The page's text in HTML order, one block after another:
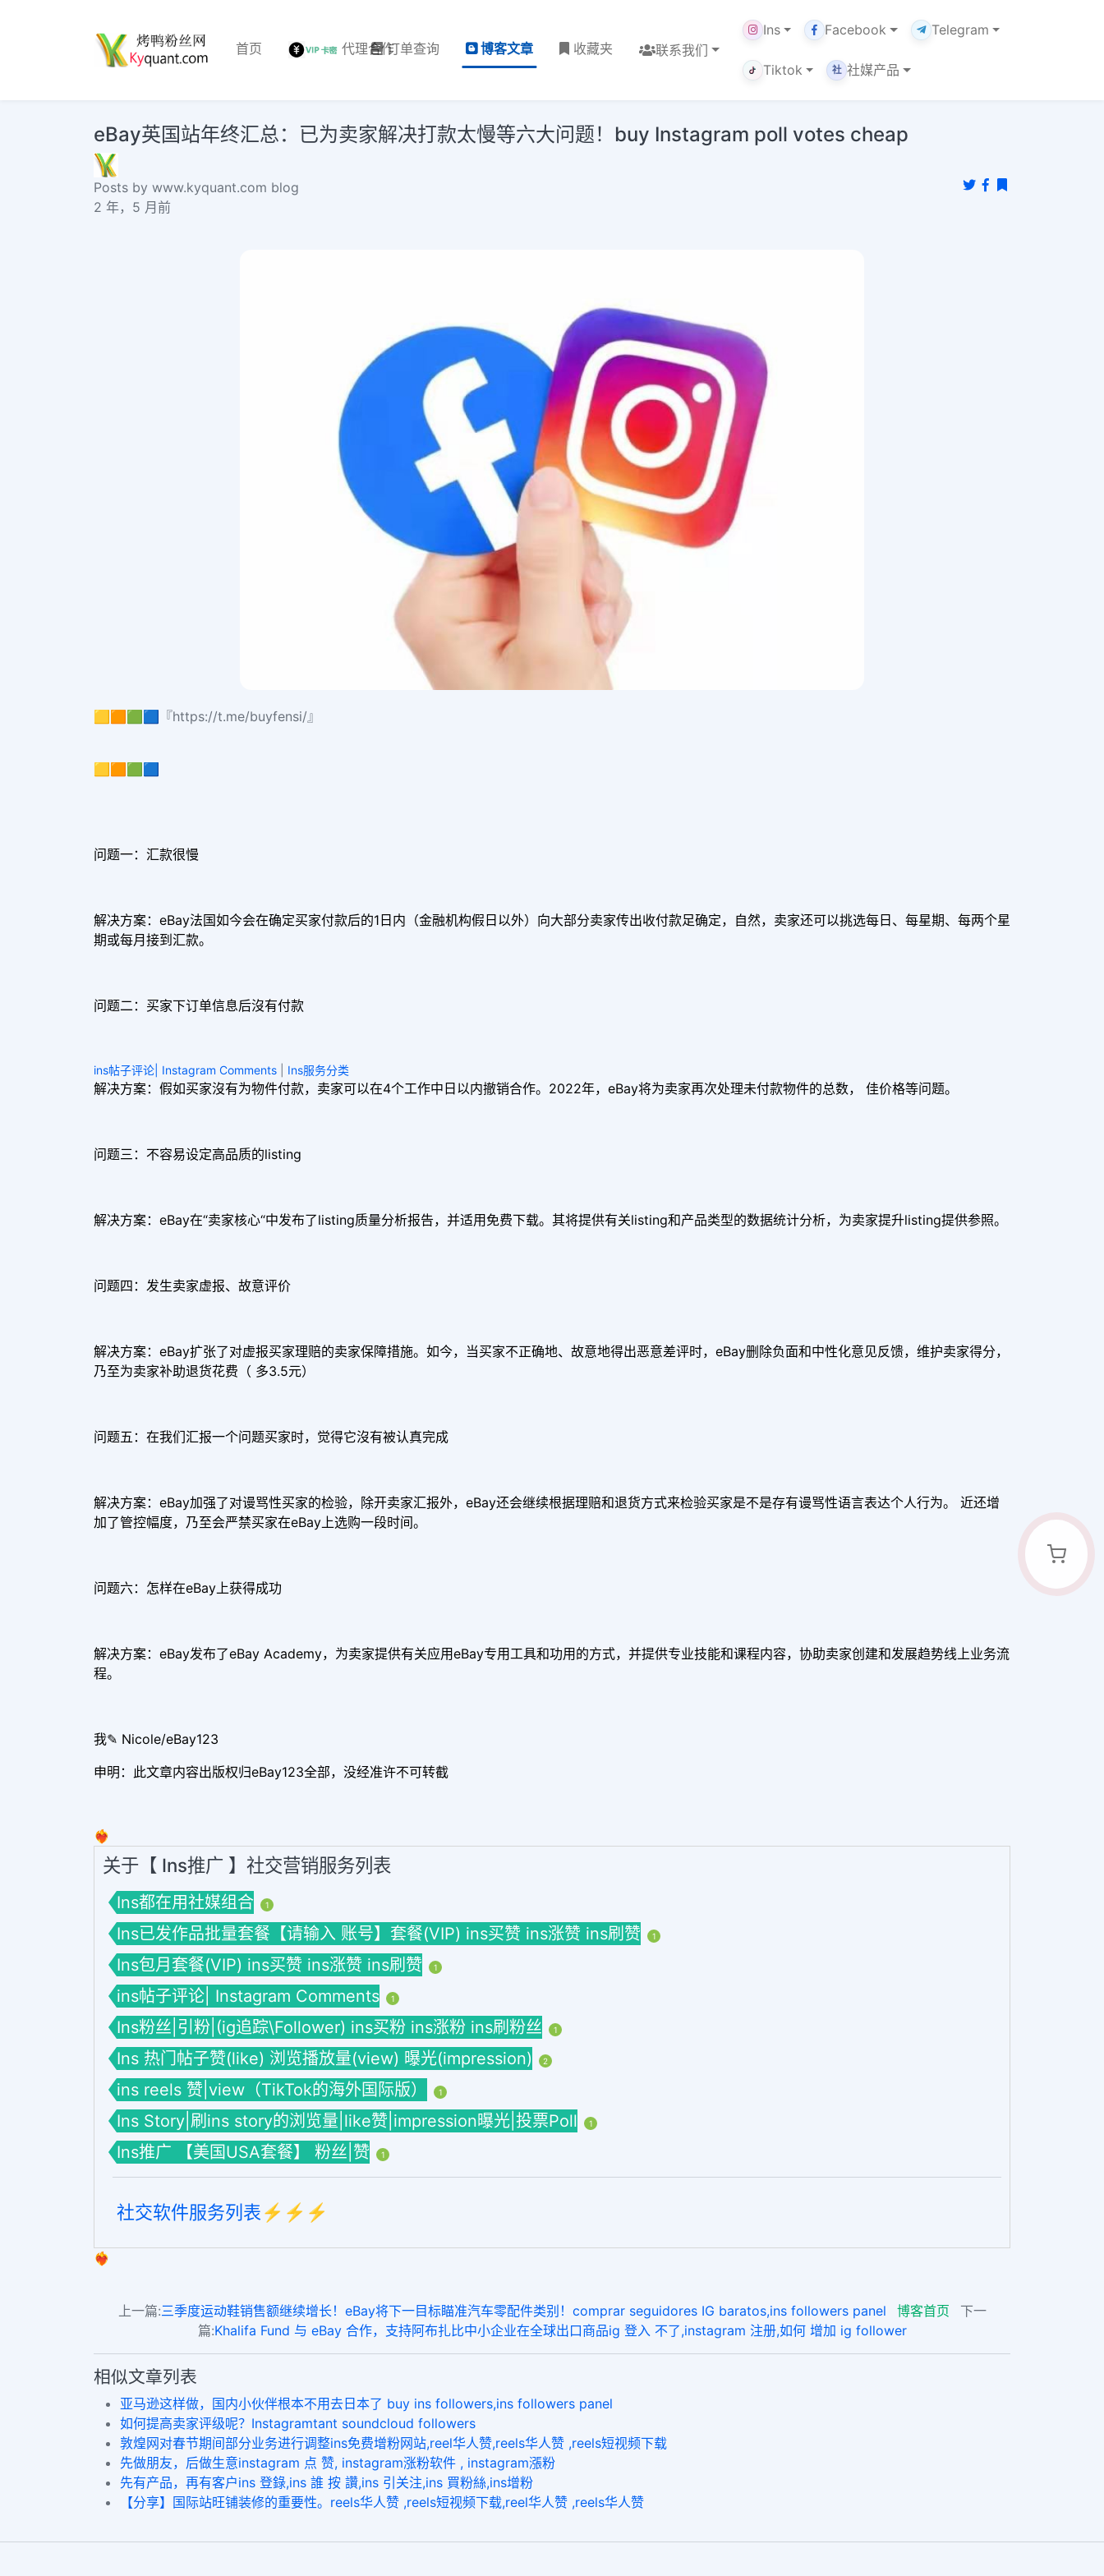
首页 代理合作订单查询 博客文章 收藏夹 联系我们
Ins Facebook Telegram
Tiktok 社 社媒产品
eBay英国站年终汇总：已为卖家解决打款太慢等六大问题！buy Instagram poll votes cheap
Posts by www.kyquant.com blog
2 年，5 月前
🟨🟧🟩🟦『https://t.me/buyfensi/』
🟨🟧🟩🟦
问题一：汇款很慢
解决方案：eBay法国如今会在确定买家付款后的1日内（金融机构假日以外）向大部分卖家传出收付款足确定，自然，卖家还可以挑选每日、每星期、每两个星
期或每月接到汇款。
问题二：买家下订单信息后沒有付款
ins帖子评论| Instagram Comments Ins服务分类
解决方案：假如买家沒有为物件付款，卖家可以在4个工作中日以内撤销合作。2022年，eBay将为卖家再次处理未付款物件的总数， 佳价格等问题。
问题三：不容易设定高品质的listing
解决方案：eBay在“卖家核心“中发布了listing质量分析报告，并适用免费下载。其将提供有关listing和产品类型的数据统计分析，为卖家提升listing提供参照。
问题四：发生卖家虚报、故意评价
解决方案：eBay扩张了对虚报买家理赔的卖家保障措施。如今，当买家不正确地、故意地得出恶意差评时，eBay删除负面和中性化意见反馈，维护卖家得分，
乃至为卖家补助退货花费（ 多3.5元）
问题五：在我们汇报一个问题买家时，觉得它沒有被认真完成
解决方案：eBay加强了对谩骂性买家的检验，除开卖家汇报外，eBay还会继续根据理赔和退货方式来检验买家是不是存有谩骂性语言表达个人行为。 近还增
加了管控幅度，乃至会严禁买家在eBay上选购一段时间。
问题六：怎样在eBay上获得成功
解决方案：eBay发布了eBay Academy，为卖家提供有关应用eBay专用工具和功用的方式，并提供专业技能和课程内容，协助卖家创建和发展趋势线上业务流
程。
我✎ Nicole/eBay123
申明：此文章内容出版权归eBay123全部，没经准许不可转截
❤️‍🔥
关于【 Ins推广 】社交营销服务列表
Ins都在用社媒组合 1
Ins已发作品批量套餐【请输入 账号】套餐(VIP) ins买赞 ins涨赞 ins刷赞 1
Ins包月套餐(VIP) ins买赞 ins涨赞 ins刷赞 1
ins帖子评论| Instagram Comments 1
Ins粉丝|引粉|(ig追踪\Follower) ins买粉 ins涨粉 ins刷粉丝 1
Ins 热门帖子赞(like) 浏览播放量(view) 曝光(impression) 2
ins reels 赞|view（TikTok的海外国际版） 1
Ins Story|刷ins story的浏览量|like赞|impression曝光|投票Poll 1
Ins推广 【美国USA套餐】 粉丝|赞 1
社交软件服务列表⚡️⚡️⚡️
❤️‍🔥
上一篇:三季度运动鞋销售额继续增长！eBay将下一目标瞄准汽车零配件类别！comprar seguidores IG baratos,ins followers panel 博客首页
下一
篇:Khalifa Fund 与 eBay 合作，支持阿布扎比中小企业在全球出口商品ig 登入 不了,instagram 注册,如何 增加 ig follower
相似文章列表
亚马逊这样做，国内小伙伴根本不用去日本了 buy ins followers,ins followers panel
如何提高卖家评级呢？Instagramtant soundcloud followers
敦煌网对春节期间部分业务进行调整ins免费增粉网站,reel华人赞,reels华人赞 ,reels短视频下载
先做朋友，后做生意instagram 点 赞, instagram涨粉软件 , instagram漲粉
先有产品，再有客户ins 登錄,ins 誰 按 讚,ins 引关注,ins 買粉絲,ins增粉
【分享】国际站旺铺装修的重要性。reels华人赞 ,reels短视频下载,reel华人赞 ,reels华人赞